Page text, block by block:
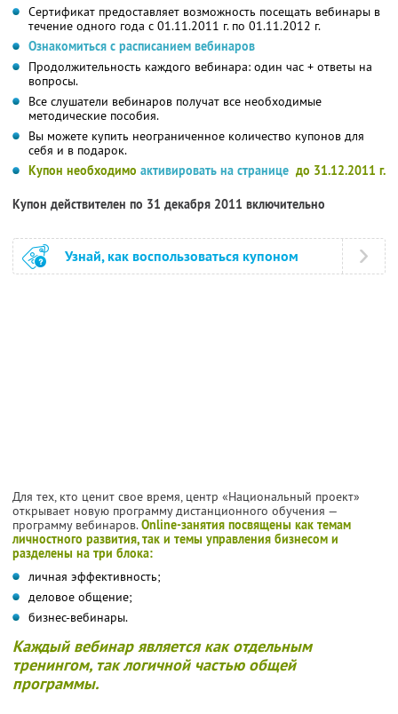
Сертификат предоставляет возможность посещать вебинары в
течение одного года с 01.11.2011 г. по 01.11.2012 г.
Ознакомиться с расписанием вебинаров
Продолжительность каждого вебинара: один час + ответы на
вопросы.
Все слушатели вебинаров получат все необходимые
методические пособия.
Вы можете купить неограниченное количество купонов для
себя и в подарок.
Купон необходимо активировать на странице до 31.12.2011 г.
Купон действителен по 31 декабря 2011 включительно
Узнай, как воспользоваться купоном
Для тех, кто ценит свое время, центр «Национальный проект»
открывает новую программу дистанционного обучения —
программу вебинаров.Online-занятия посвящены как темам
личностного развития, так и темы управления бизнесом и
разделены на три блока:
личная эффективность;
деловое общение;
бизнес-вебинары.
Каждый вебинар является как отдельным
тренингом, так логичной частью общей
программы.